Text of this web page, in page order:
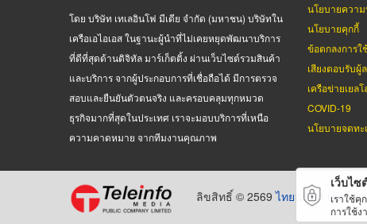
โดย บริษัท เทเลอินโฟ มีเดีย จำกัด (มหาชน) บริษัทใน
เครือเอไอเอส ในฐานะผู้นำที่ไม่เคยหยุดพัฒนาบริการ
ที่ดีที่สุดด้านดิจิทัล มาร์เก็ตติ้ง ผ่านเว็บไซต์รวมสินค้า
และบริการ จากผู้ประกอบการที่เชื่อถือได้ มีการตรวจ
สอบและยืนยันตัวตนจริง และครอบคลุมทุกหมวด
ธุรกิจมากที่สุดในประเทศ เราจะมอบบริการที่เหนือ
ความคาดหมาย จากทีมงานคุณภาพ
นโยบายควา
นโยบายคุกกี้
ข้อตกลงการใ
เสียงตอบรับ
เครือข่ายเยล
COVID-19
นโยบายจดทะ
ลิขสิทธิ์ © 2569ไทยแลนด์ เยลโล่เ
เว็บไ
เราใช้
การใช้ง